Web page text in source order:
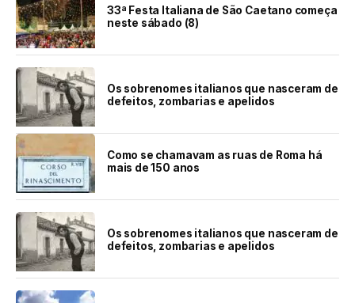
33ª Festa Italiana de São Caetano começa
neste sábado (8)
Os sobrenomes italianos que nasceram de
defeitos, zombarias e apelidos
Como se chamavam as ruas de Roma há
mais de 150 anos
Os sobrenomes italianos que nasceram de
defeitos, zombarias e apelidos